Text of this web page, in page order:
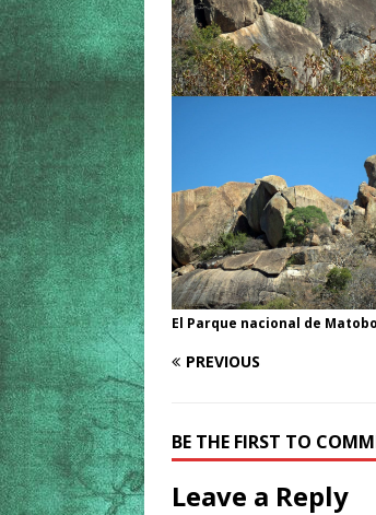
El Parque nacional de
PREVIOUS
BE THE FIRST TO
Leave a Reply